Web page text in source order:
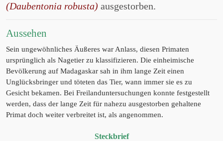
(Daubentonia robusta) ausgestorben.
Aussehen
Sein ungewöhnliches Äußeres war Anlass, diesen Primaten
ursprünglich als Nagetier zu klassifizieren. Die einheimische
Bevölkerung auf Madagaskar sah in ihm lange Zeit einen
Unglücksbringer und töteten das Tier, wann immer sie es zu
Gesicht bekamen. Bei Freilanduntersuchungen konnte festgestellt
werden, dass der lange Zeit für nahezu ausgestorben gehaltene
Primat doch weiter verbreitet ist, als angenommen.
Steckbrief